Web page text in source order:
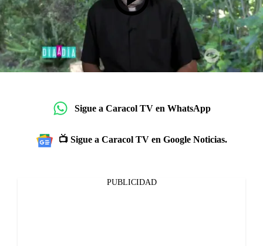
Sigue a Caracol TV en WhatsApp
📺 Sigue a Caracol TV en Google Noticias.
PUBLICIDAD